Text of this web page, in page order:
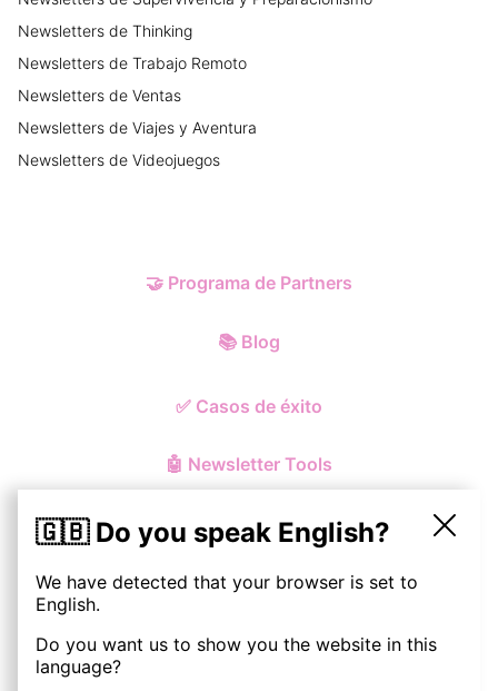
🇬🇧 Do you speak English?
We have detected that your browser is set to
English.
Do you want us to show you the website in this
language?
Newsletters de Thinking
Newsletters de Trabajo Remoto
Newsletters de Ventas
Newsletters de Viajes y Aventura
Newsletters de Videojuegos
🤝 Programa de Partners
📚 Blog
✅ Casos de éxito
🤖 Newsletter Tools
© ohmynewst2026
Política de Privacidad y Cookies